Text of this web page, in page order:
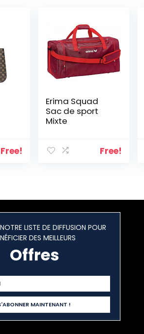
Free!
Erima Squad
Sac de sport
Mixte
Free!
LISTE DE DIFFUSION POUR
DES MEILLEURS
Offres